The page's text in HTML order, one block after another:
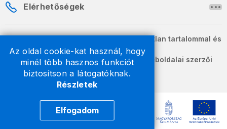
Az oldal cookie-kat használ, hogy
minél több hasznos funkciót
biztosítson a látogatóknak.
Részletek
Elfogadom
Elérhetőségek
A honlapon szereplő információk változatlan tartalommal és
formában szabadon terjeszthetők.
2026 © A Nemzeti Adó- és Vámhivatal weboldalai szerzői
jogvédelem alatt állnak.